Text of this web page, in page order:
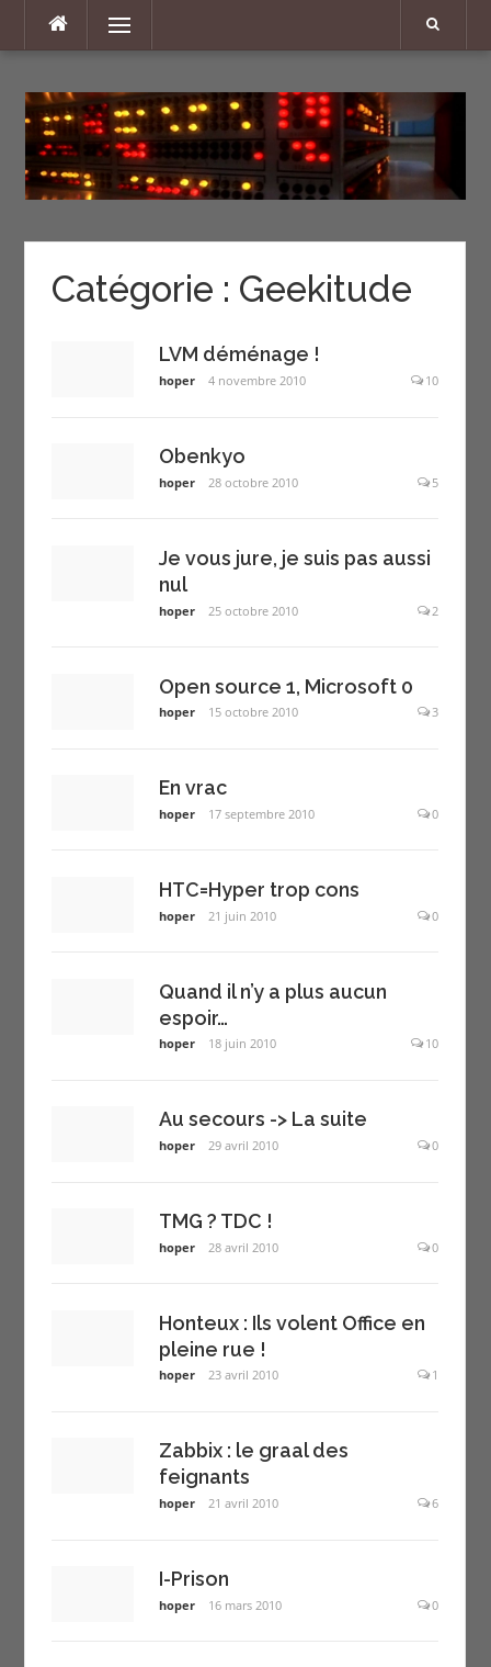
Menu
Catégorie : Geekitude
LVM déménage !
hoper 4 novembre 2010 10
Obenkyo
hoper 28 octobre 2010 5
Je vous jure, je suis pas aussi
nul
hoper 25 octobre 2010 2
Open source 1, Microsoft 0
hoper 15 octobre 2010 3
En vrac
hoper 17 septembre 2010 0
HTC=Hyper trop cons
hoper 21 juin 2010 0
Quand il n’y a plus aucun
espoir…
hoper 18 juin 2010 10
Au secours -> La suite
hoper 29 avril 2010 0
TMG ? TDC !
hoper 28 avril 2010 0
Honteux : Ils volent Office en
pleine rue !
hoper 23 avril 2010 1
Zabbix : le graal des
feignants
hoper 21 avril 2010 6
I-Prison
hoper 16 mars 2010 0